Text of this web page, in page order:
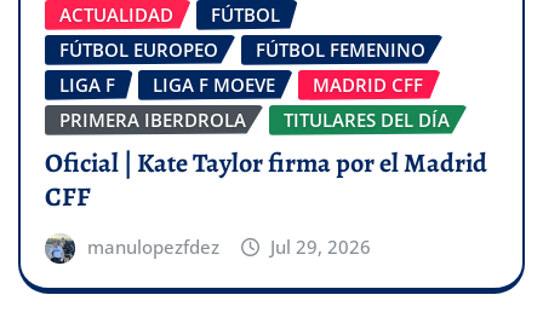
ACTUALIDAD
FÚTBOL
FÚTBOL EUROPEO
FÚTBOL FEMENINO
LIGA F
LIGA F MOEVE
MADRID CFF
PRIMERA IBERDROLA
TITULARES DEL DÍA
Oficial | Kate Taylor firma por el Madrid
CFF
manulopezfdez Jul 29, 2026